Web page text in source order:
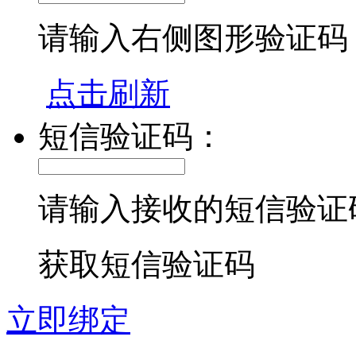
请输入右侧图形验证码
点击刷新
短信验证码：
请输入接收的短信验证
获取短信验证码
立即绑定